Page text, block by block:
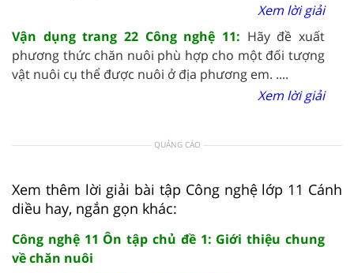
Xem lời giải
Vận dụng trang 22 Công nghệ 11: Hãy đề xuất
phương thức chăn nuôi phù hợp cho một đối tượng
vật nuôi cụ thể được nuôi ở địa phương em. ....
Xem lời giải
QUẢNG CÁO
Xem thêm lời giải bài tập Công nghệ lớp 11 Cánh
diều hay, ngắn gọn khác:
Công nghệ 11 Ôn tập chủ đề 1: Giới thiệu chung
về chăn nuôi